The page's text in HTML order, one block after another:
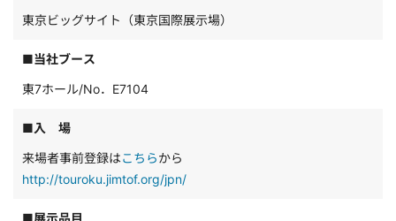
東京ビッグサイト（東京国際展示場）
■当社ブース
東7ホール/No．E7104
■入 場
来場者事前登録はこちらから
http://touroku.jimtof.org/jpn/
■展示品目